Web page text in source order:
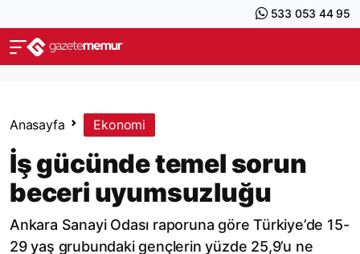
533 053 44 95
Anasayfa Ekonomi
İş gücünde temel sorun
beceri uyumsuzluğu
Ankara Sanayi Odası raporuna göre Türkiye’de 15-
29 yaş grubundaki gençlerin yüzde 25,9’u ne